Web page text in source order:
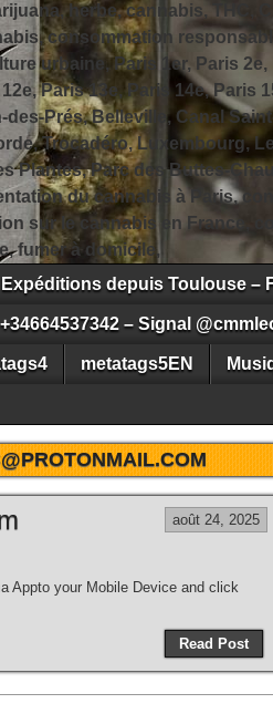
herbe, cannabis, THC,
consommation
urbaine, Paris 1er, Paris 2e,
Paris 13e, Paris 14e, Paris
Prés, Belleville, Canal
Trocadéro, Luxembourg,
Plantes, Parc des Buttes-
du cannabis à Paris,
sur le cannabis en France,
fumer à domicile,
Expéditions depuis Toulouse –
– Signal
metatags5EN
août 24, 2025
Appto your Mobile Device and click
Read Post